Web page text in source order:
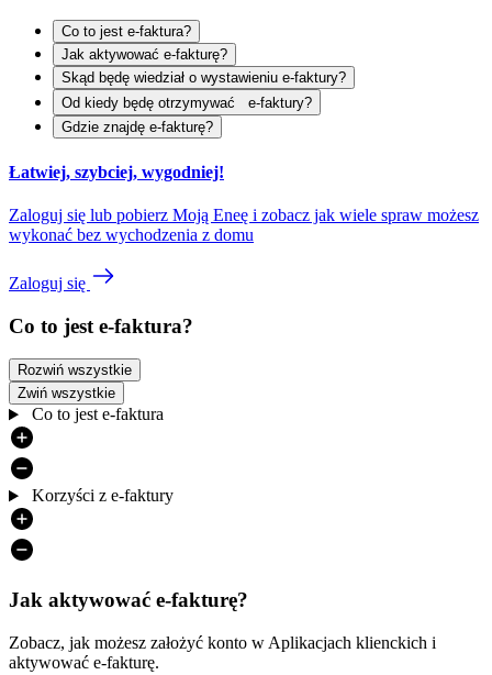
Co to jest e-faktura?
Jak aktywować e-fakturę?
Skąd będę wiedział o wystawieniu e-faktury?
Od kiedy będę otrzymywać e-faktury?
Gdzie znajdę e-fakturę?
Łatwiej, szybciej, wygodniej!
Zaloguj się lub pobierz Moją Eneę i zobacz jak wiele spraw możesz
wykonać bez wychodzenia z domu
Zaloguj się
Co to jest e-faktura?
Rozwiń wszystkie
Zwiń wszystkie
Co to jest e-faktura
Korzyści z e-faktury
Jak aktywować e-fakturę?
Zobacz, jak możesz założyć konto w Aplikacjach klienckich i
aktywować e-fakturę.